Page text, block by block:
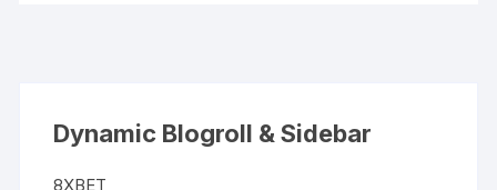
Dynamic Blogroll & Sidebar
8XBET